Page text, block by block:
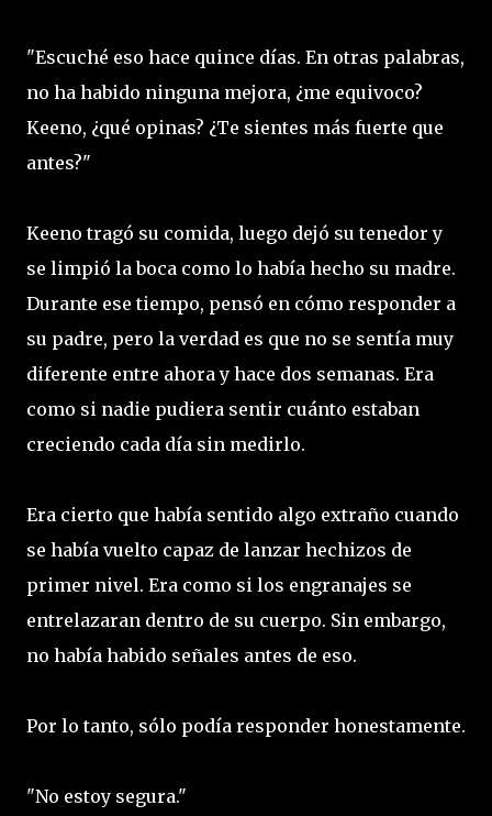
"Escuché eso hace quince días. En otras palabras,
no ha habido ninguna mejora, ¿me equivoco?
Keeno, ¿qué opinas? ¿Te sientes más fuerte que
antes?"
Keeno tragó su comida, luego dejó su tenedor y
se limpió la boca como lo había hecho su madre.
Durante ese tiempo, pensó en cómo responder a
su padre, pero la verdad es que no se sentía muy
diferente entre ahora y hace dos semanas. Era
como si nadie pudiera sentir cuánto estaban
creciendo cada día sin medirlo.
Era cierto que había sentido algo extraño cuando
se había vuelto capaz de lanzar hechizos de
primer nivel. Era como si los engranajes se
entrelazaran dentro de su cuerpo. Sin embargo,
no había habido señales antes de eso.
Por lo tanto, sólo podía responder honestamente.
"No estoy segura."